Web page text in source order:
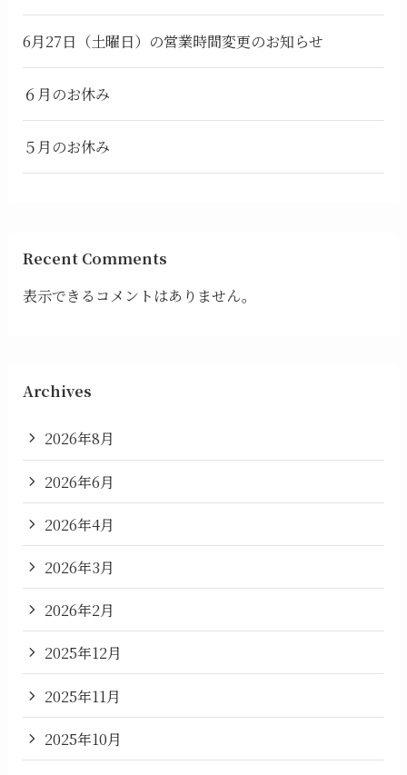
6月27日（土曜日）の営業時間変更のお知らせ
６月のお休み
５月のお休み
Recent Comments
表示できるコメントはありません。
Archives
2026年8月
2026年6月
2026年4月
2026年3月
2026年2月
2025年12月
2025年11月
2025年10月